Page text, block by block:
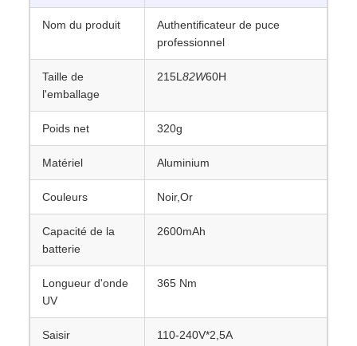
Nom du produit
Authentificateur de puce
professionnel
Taille de
l'emballage
215L 82W60H
Poids net 320g
Matériel Aluminium
Couleurs Noir,Or
Capacité de la
batterie
2600mAh
Longueur d'onde
UV
365 Nm
Saisir 110-240V*2,5A